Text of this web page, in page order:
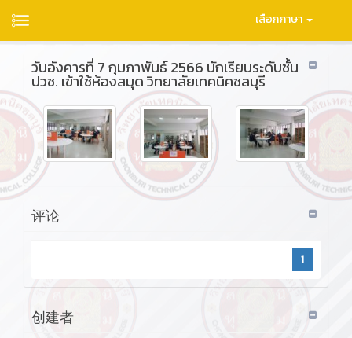
เลือกภาษา
วันอังคารที่ 7 กุมภาพันธ์ 2566 นักเรียนระดับชั้น
ปวช. เข้าใช้ห้องสมุด วิทยาลัยเทคนิคชลบุรี
评论
1
创建者